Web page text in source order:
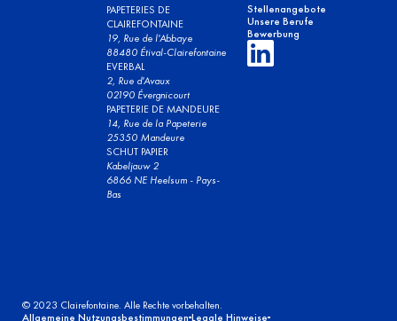
PAPETERIES DE
CLAIREFONTAINE
19, Rue de l'Abbaye
88480 Étival-Clairefontaine
EVERBAL
2, Rue d'Avaux
02190 Évergnicourt
PAPETERIE DE MANDEURE
14, Rue de la Papeterie
25350 Mandeure
SCHUT PAPIER
Kabeljauw 2
6866 NE Heelsum - Pays-
Bas
Stellenangebote
Unsere Berufe
Bewerbung
© 2023 Clairefontaine. Alle Rechte vorbehalten.
Allgemeine Nutzungsbestimmungen Legale Hinweise